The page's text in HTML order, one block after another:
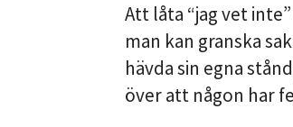
Att låta “jag vet
man kan granska
hävda sin egna
över att någon har